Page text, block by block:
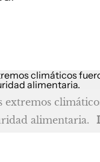
extremos
alimentaria.